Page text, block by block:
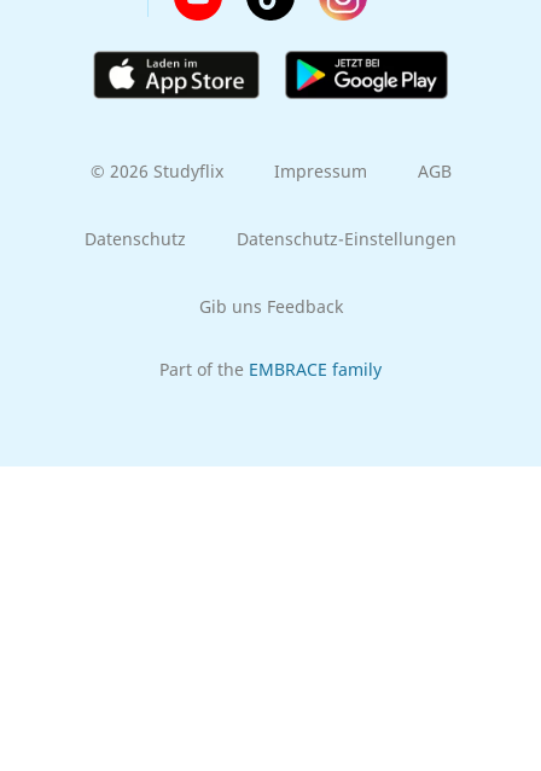
© 2026 Studyflix Impressum AGB
Datenschutz Datenschutz-Einstellungen
Gib uns Feedback
Part of the EMBRACE family